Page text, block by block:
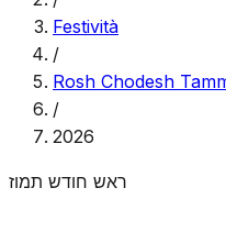
Festività
/
Rosh Chodesh
/
2026
ראש חודש תמוז